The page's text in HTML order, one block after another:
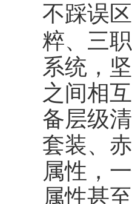
不踩误
粹、三
系统，
之间相
备层级
套装、
属性，
属性甚